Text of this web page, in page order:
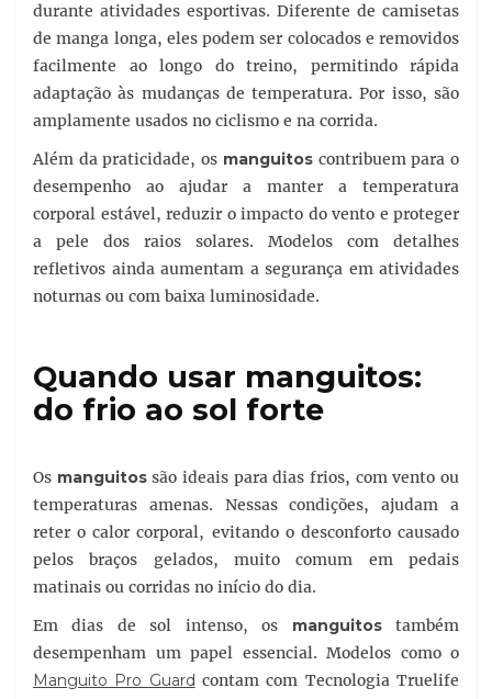
durante atividades esportivas. Diferente de camisetas
de manga longa, eles podem ser colocados e removidos
facilmente ao longo do treino, permitindo rápida
adaptação às mudanças de temperatura. Por isso, são
amplamente usados no ciclismo e na corrida.
Além da praticidade, os manguitoscontribuem para o
desempenho ao ajudar a manter a temperatura
corporal estável, reduzir o impacto do vento e proteger
a pele dos raios solares. Modelos com detalhes
refletivos ainda aumentam a segurança em atividades
noturnas ou com baixa luminosidade.
Quando usar manguitos:
do frio ao sol forte
Os manguitossão ideais para dias frios, com vento ou
temperaturas amenas. Nessas condições, ajudam a
reter o calor corporal, evitando o desconforto causado
pelos braços gelados, muito comum em pedais
matinais ou corridas no início do dia.
Em dias de sol intenso, os manguitostambém
desempenham um papel essencial. Modelos como o
Manguito Pro Guard contam com Tecnologia Truelife